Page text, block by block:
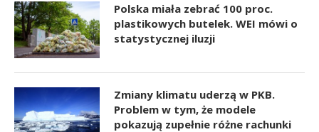
Polska miała zebrać 100 proc.
plastikowych butelek. WEI mówi o
statystycznej iluzji
Zmiany klimatu uderzą w PKB.
Problem w tym, że modele
pokazują zupełnie różne rachunki